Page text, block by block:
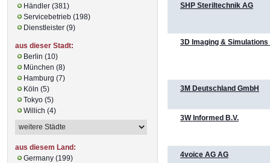
SHP Steriltechnik AG
3D Imaging & Simulations
3M Deutschland GmbH
3W Informed B.V.
4voice AG AG
Händler (381)
Servicebetrieb (198)
Dienstleister (9)
aus dieser Stadt:
Berlin (10)
München (8)
Hamburg (7)
Köln (5)
Tokyo (5)
Willich (4)
aus diesem Land:
Germany (199)